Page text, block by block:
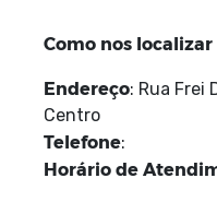
Como nos localizar
Endereço: Rua Frei
Centro
Telefone:
Horário de